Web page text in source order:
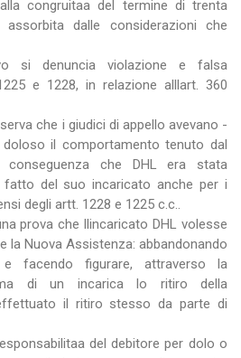
congruitaa del termine di trenta
dalle considerazioni che
si denuncia violazione e falsa
e 1228, in relazione alllart. 360
che i giudici di appello avevano -
il comportamento tenuto dal
che DHL era stata
fatto del suo incaricato anche per i
degli artt. 1228 e 1225 c.c..
prova che llincaricato DHL volesse
la Nuova Assistenza: abbandonando
figurare, attraverso la
di un incarica lo ritiro della
il ritiro stesso da parte di
del debitore per dolo o